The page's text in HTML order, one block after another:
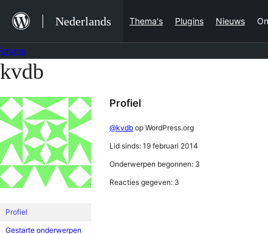
naar
de
inhoud
Nederlands Thema's Plugins Nieuws
Ga
de
inhoud
kvdb
Profiel
Gestarte onderwerpen
Profiel
@kvdb op WordPress.org
Lid sinds: 19 februari 2014
Onderwerpen begonnen: 3
Reacties gegeven: 3